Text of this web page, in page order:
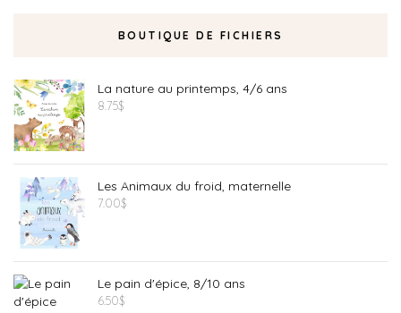
BOUTIQUE DE FICHIERS
La nature au printemps, 4/6 ans
8.75$
Les Animaux du froid, maternelle
7.00$
Le pain d'épice, 8/10 ans
6.50$